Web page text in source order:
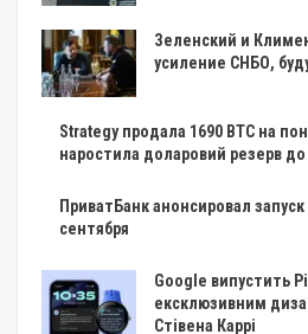
Зеленский и
усиление СНБО,
Strategy продала 1690 BTC на
наростила доларовий резерв
ПриватБанк анонсировал
сентября
Google випустить
ексклюзивним
Стівена Каррі